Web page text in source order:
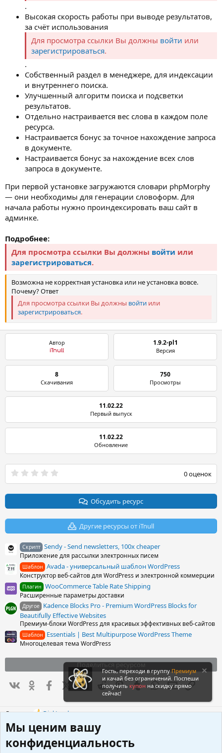
.
Высокая скорость работы при выводе результатов,
за счёт использования
Для просмотра ссылки Вы должны войти или
зарегистрироваться.
.
Собственный раздел в менеджере, для индексации
и внутреннего поиска.
Улучшенный алгоритм поиска и подсветки
результатов.
Отдельно настраивается вес слова в каждом поле
ресурса.
Настраивается бонус за точное нахождение запроса
в документе.
Настраивается бонус за нахождение всех слов
запроса в документе.
При первой установке загружаются словари phpMorphy
— они необходимы для генерации словоформ. Для
начала работы нужно проиндексировать ваш сайт в
админке.
Подробнее:
Для просмотра ссылки Вы должны войти или
зарегистрироваться.
Возможна не корректная установка или не установка вовсе.
Почему? Ответ
Для просмотра ссылки Вы должны войти или
зарегистрироваться.
Автор
iTnull
1.9.2-pl1
Версия
8
Скачивания
750
Просмотры
11.02.22
Первый выпуск
11.02.22
Обновление
0
0
в
з
0 оценок
Обсудить ресурс
Другие ресурсы от iTnull
Скрипт Sendy - Send newsletters, 100x cheaper
Приложение для рассылки электронных писем
Шаблон Avada - универсальный шаблон WordPress
Конструктор веб-сайтов для WordPress и электронной коммерции
Плагин WooCommerce Table Rate Shipping
Расширенные параметры доставки
Другое Kadence Blocks Pro - Premium WordPress Blocks for
Beautifully Effective Websites
Премиум-блоки WordPress для красивых эффективных веб-сайтов
Шаблон Essentials | Best Multipurpose WordPress Theme
Многоцелевая тема WordPress
Поделиться ресурсом
ВконтактеОдноклассники
Facebook
X (Twitter)
LinkedIn
RedditPinterestTumblrWhatsApp
Реакции:
е
а
к
ц
DjekLondon
Похожие ресурсы
Гость, переходи в группу Премиум
и качай без ограничений. Поспеши
получить купон на скидку прямо
сейчас!
Мы ценим вашу
конфиденциальность